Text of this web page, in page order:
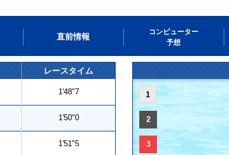
直前情報
コンピューター
予想
レースタイム
1'48"7
1'50"0
1'51"5
1
2
3